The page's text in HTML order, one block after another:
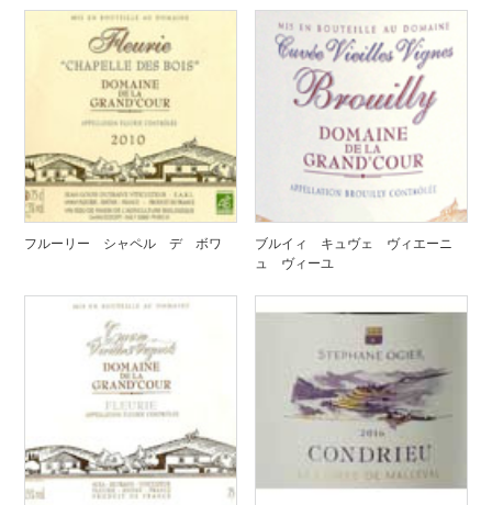
フルーリー シャペル デ ボワ
ブルイィ キュヴェ ヴィエーニ
ュ ヴィーユ